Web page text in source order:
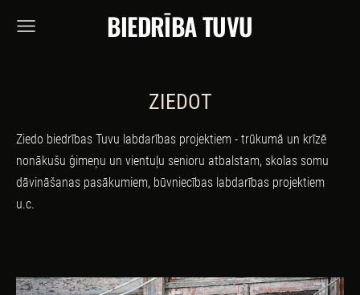
BIEDRĪBA TUVU
ZIEDOT
Ziedo biedrības Tuvu labdarības projektiem - trūkumā un krīzē
nonākušu ģimeņu un vientuļu senioru atbalstam, skolas somu
dāvināšanas pasākumiem, būvniecības labdarības projektiem
u.c.